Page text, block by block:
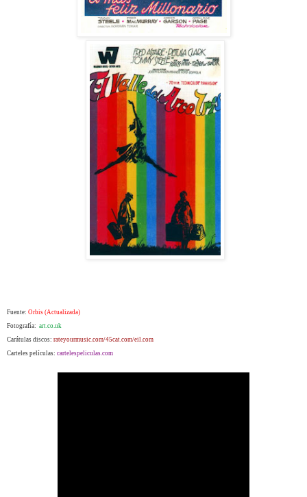
Fuente: Orbis (Actualizada)
Fotografía: art.co.uk
Carátulas discos: rateyourmusic.com/45cat.com/eil.com
Carteles películas: cartelespeliculas.com